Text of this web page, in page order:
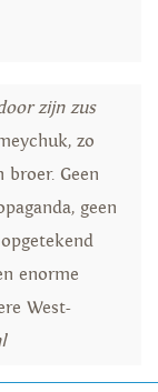
zijn zus
zo
Geen
geen
enorme
West-